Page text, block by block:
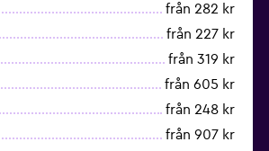
från 282 kr
från 227 kr
från 319 kr
från 605 kr
från 248 kr
från 907 kr